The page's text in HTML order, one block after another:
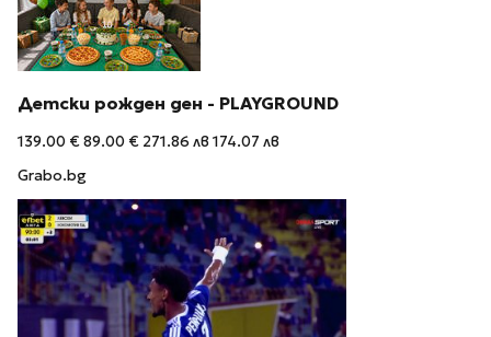
Детски рожден ден - PLAYGROUND
139.00 €89.00 € 271.86 лв 174.07 лв
Grabo.bg